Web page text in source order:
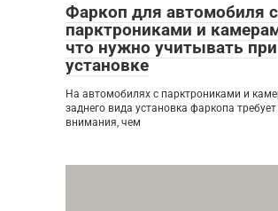
Фаркоп для автомобиля с
парктрониками и
что нужно учитывать при
установке
На автомобилях с парктрониками и
заднего вида установка фаркопа
внимания, чем